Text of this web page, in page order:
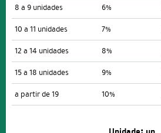
8 a 9 unidades
6%
10 a 11 unidades
7%
12 a 14 unidades
8%
15 a 18 unidades
9%
a partir de 19
10%